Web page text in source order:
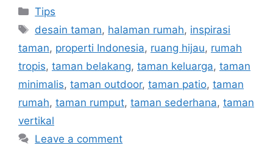
Tips
desain taman, halaman rumah, inspirasi
taman, properti Indonesia, ruang hijau, rumah
tropis, taman belakang, taman keluarga, taman
minimalis, taman outdoor, taman patio, taman
rumah, taman rumput, taman sederhana, taman
vertikal
Leave a comment